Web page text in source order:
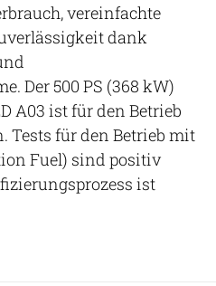
vereinfachte
dank
Der 500 PS (368 kW)
A03 ist für den Betrieb
Tests für den Betrieb mit
Fuel) sind positiv
ist